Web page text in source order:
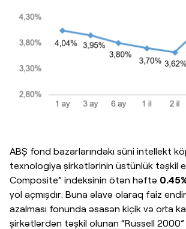
ABŞ fond bazarlarındakı süni intellekt
texnologiya şirkətlərinin üstünlük təşkil
Composite” indeksinin ötən həftə
yol açmışdır. Buna əlavə olaraq faiz
azalması fonunda əsasən kiçik və orta
şirkətlərdən təşkil olunan “Russell